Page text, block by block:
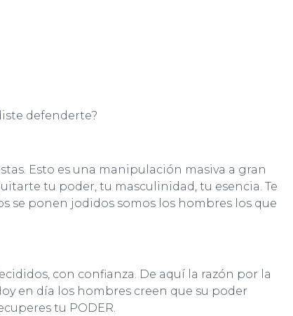
defenderte?
Esto es una manipulación masiva a gran
tu poder, tu masculinidad, tu esencia. Te
se ponen jodidos somos los hombres los que
con confianza. De aquí la razón por la
en día los hombres creen que su poder
tu PODER.